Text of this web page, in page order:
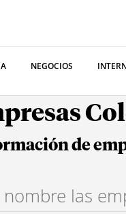
NEGOCIOS
de